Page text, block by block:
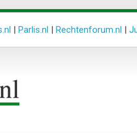
| Parlis.nl | Rechtenforum.nl |